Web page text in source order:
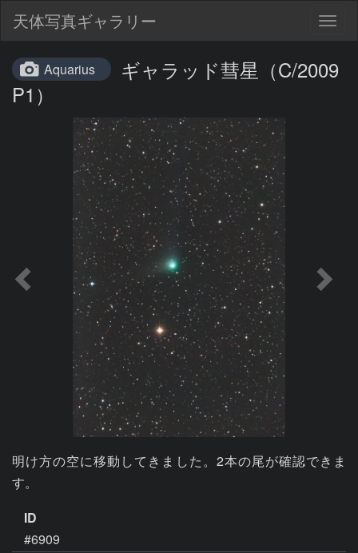
天体写真ギャラリー
Aquarius
ギャラッド彗星（C/2009
P1）
明け方の空に移動してきました。2本の尾が確認できま
す。
ID
#6909